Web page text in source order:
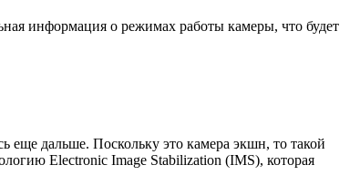
информация о режимах работы камеры, что будет
еще дальше. Поскольку это камера экшн, то такой
Electronic Image Stabilization (IMS), которая